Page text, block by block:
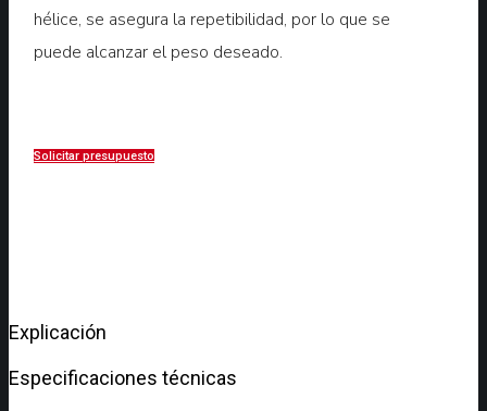
hélice, se asegura la repetibilidad, por lo que se
puede alcanzar el peso deseado.
Solicitar presupuesto
Explicación
Especificaciones técnicas